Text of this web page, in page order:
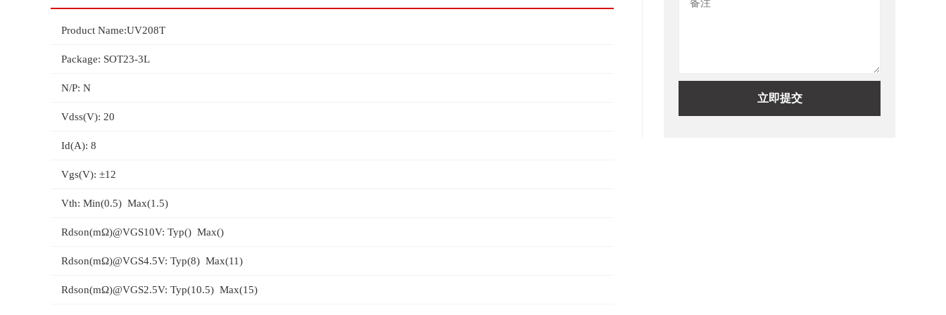
Product Name:UV208T
Package: SOT23-3L
N/P: N
Vdss(V): 20
Id(A): 8
Vgs(V): ±12
Vth: Min(0.5) Max(1.5)
Rdson(mΩ)@VGS10V: Typ() Max()
Rdson(mΩ)@VGS4.5V: Typ(8) Max(11)
Rdson(mΩ)@VGS2.5V: Typ(10.5) Max(15)